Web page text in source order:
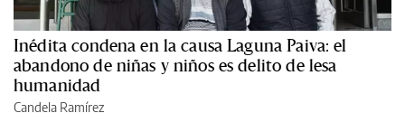
Inédita condena en la causa Laguna Paiva: el
abandono de niñas y niños es delito de lesa
humanidad
Candela Ramírez